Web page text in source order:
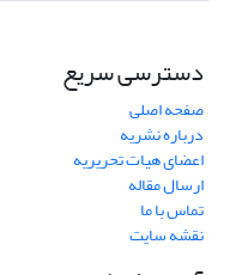
دسترسی سریع
صفحه اصلی
درباره نشریه
اعضای هیات تحریریه
ارسال مقاله
تماس با ما
نقشه سایت